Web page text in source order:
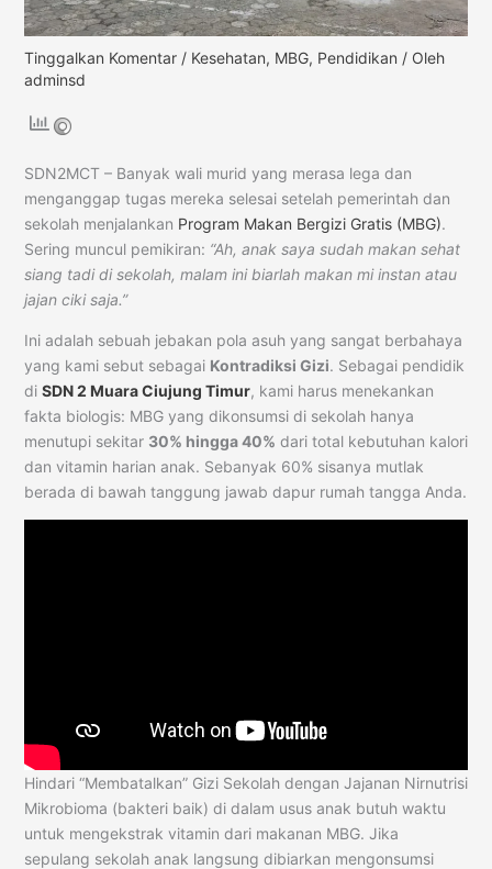
Tinggalkan Komentar / Kesehatan, MBG, Pendidikan / Oleh
adminsd
SDN2MCT – Banyak wali murid yang merasa lega dan
menganggap tugas mereka selesai setelah pemerintah dan
sekolah menjalankan Program Makan Bergizi Gratis (MBG).
Sering muncul pemikiran: “Ah, anak saya sudah makan sehat
siang tadi di sekolah, malam ini biarlah makan mi instan atau
jajan ciki saja.”
Ini adalah sebuah jebakan pola asuh yang sangat berbahaya
yang kami sebut sebagai Kontradiksi Gizi. Sebagai pendidik
di SDN 2 Muara Ciujung Timur, kami harus menekankan
fakta biologis: MBG yang dikonsumsi di sekolah hanya
menutupi sekitar 30% hingga 40% dari total kebutuhan kalori
dan vitamin harian anak. Sebanyak 60% sisanya mutlak
berada di bawah tanggung jawab dapur rumah tangga Anda.
Hindari “Membatalkan” Gizi Sekolah dengan Jajanan Nirnutrisi
Mikrobioma (bakteri baik) di dalam usus anak butuh waktu
untuk mengekstrak vitamin dari makanan MBG. Jika
sepulang sekolah anak langsung dibiarkan mengonsumsi